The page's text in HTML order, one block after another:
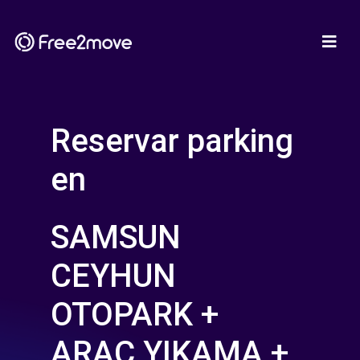
Reservar parking
en
SAMSUN
CEYHUN
OTOPARK +